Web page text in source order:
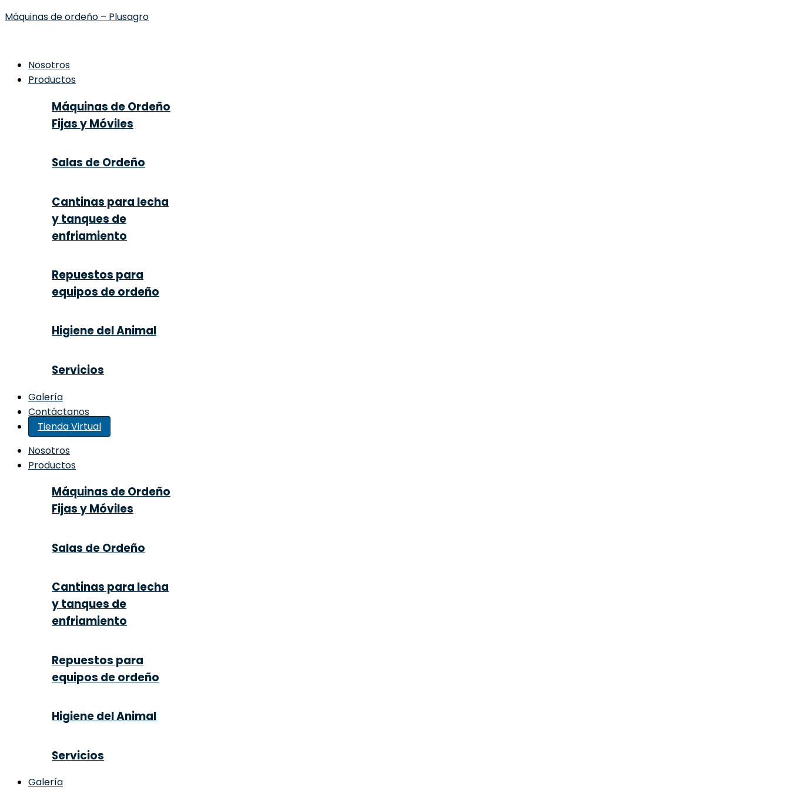
Máquinas de ordeño – Plusagro
Nosotros
Productos
Máquinas de Ordeño
Fijas y Móviles
Salas de Ordeño
Cantinas para lecha
y tanques de
enfriamiento
Repuestos para
equipos de ordeño
Higiene del Animal
Servicios
Galería
Contáctanos
Tienda Virtual
Nosotros
Productos
Máquinas de Ordeño
Fijas y Móviles
Salas de Ordeño
Cantinas para lecha
y tanques de
enfriamiento
Repuestos para
equipos de ordeño
Higiene del Animal
Servicios
Galería